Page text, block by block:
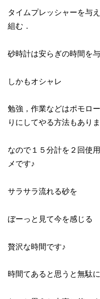
タイムプレッシャーを与
組む．
砂時計は安らぎの時間を
しかもオシャレ
勉強，作業などはポモロ
りにしてやる方法もありま
なので１５分計を２回使
メです♪
サラサラ流れる砂を
ぼーっと見て今を感じる
贅沢な時間です♪
時間てあると思うと無駄